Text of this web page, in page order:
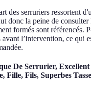
des serruriers ressortent
donc la peine de consulter
formés sont référencés.
l’intervention, ce qui
De Serrurier,
Fille, Fils, Superbes